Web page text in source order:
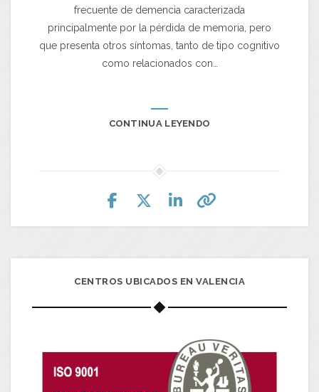
frecuente de demencia caracterizada
principalmente por la pérdida de memoria, pero
que presenta otros síntomas, tanto de tipo cognitivo
como relacionados con…
CONTINUA LEYENDO
CENTROS UBICADOS EN VALENCIA